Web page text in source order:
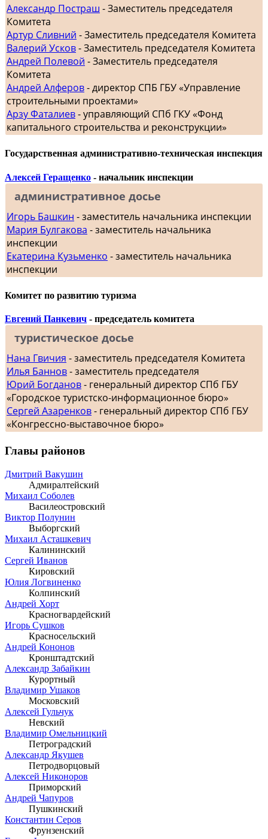
Александр Постраш - Заместитель председателя
Комитета
Артур Сливний - Заместитель председателя Комитета
Валерий Усков- Заместитель председателя Комитета
Андрей Полевой - Заместитель председателя
Комитета
Андрей Алферов- директор СПБ ГБУ «Управление
строительными проектами»
Арзу Фаталиев- управляющий СПб ГКУ «Фонд
капитального строительства и реконструкции»
Государственная административно-техническая инспекция
Алексей Геращенко - начальник инспекции
административное досье
Игорь Башкин - заместитель начальника инспекции
Мария Булгакова - заместитель начальника
инспекции
Екатерина Кузьменко - заместитель начальника
инспекции
Комитет по развитию туризма
Евгений Панкевич - председатель комитета
туристическое досье
Нана Гвичия - заместитель председателя Комитета
Илья Баннов- заместитель председателя
Юрий Богданов- генеральный директор СПб ГБУ
«Городское туристско-информационное бюро»
Сергей Азаренков- генеральный директор СПб ГБУ
«Конгрессно-выставочное бюро»
Главы районов
Дмитрий Вакушин
Адмиралтейский
Михаил Соболев
Василеостровский
Виктор Полунин
Выборгский
Михаил Асташкевич
Калининский
Сергей Иванов
Кировский
Юлия Логвиненко
Колпинский
Андрей Хорт
Красногвардейский
Игорь Сушков
Красносельский
Андрей Кононов
Кронштадтский
Александр Забайкин
Курортный
Владимир Ушаков
Московский
Алексей Гульчук
Невский
Владимир Омельницкий
Петроградский
Александр Якушев
Петродворцовый
Алексей Никоноров
Приморский
Андрей Чапуров
Пушкинский
Константин Серов
Фрунзенский